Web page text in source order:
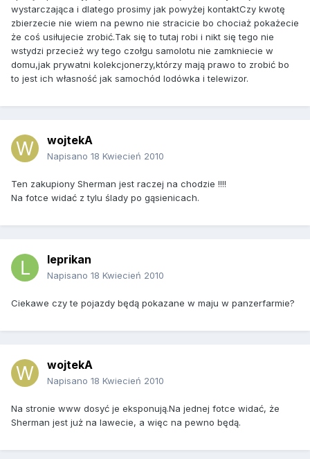
wystarczająca i dlatego prosimy jak powyżej kontaktCzy kwotę
zbierzecie nie wiem na pewno nie stracicie bo chociaż pokażecie
że coś usiłujecie zrobić.Tak się to tutaj robi i nikt się tego nie
wstydzi przecież wy tego czołgu samolotu nie zamkniecie w
domu,jak prywatni kolekcjonerzy,którzy mają prawo to zrobić bo
to jest ich własność jak samochód lodówka i telewizor.
wojtekA
Napisano 18 Kwiecień 2010
Ten zakupiony Sherman jest raczej na chodzie !!!!
Na fotce widać z tylu ślady po gąsienicach.
leprikan
Napisano 18 Kwiecień 2010
Ciekawe czy te pojazdy będą pokazane w maju w panzerfarmie?
wojtekA
Napisano 18 Kwiecień 2010
Na stronie www dosyć je eksponują.Na jednej fotce widać, że
Sherman jest już na lawecie, a więc na pewno będą.